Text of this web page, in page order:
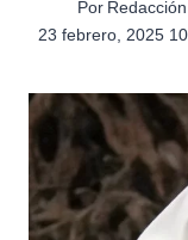
Por
23 febrero, 2025